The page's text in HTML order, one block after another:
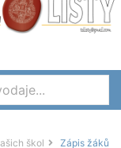
škol Zápis žáků